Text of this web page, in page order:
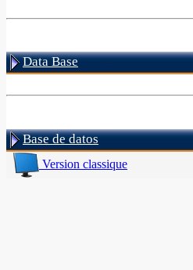
Data Base
Base de datos
Version classique